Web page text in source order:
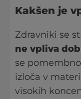
Kakšen je
Zdravniki se
ne vpliva
se
izloča v
visokih